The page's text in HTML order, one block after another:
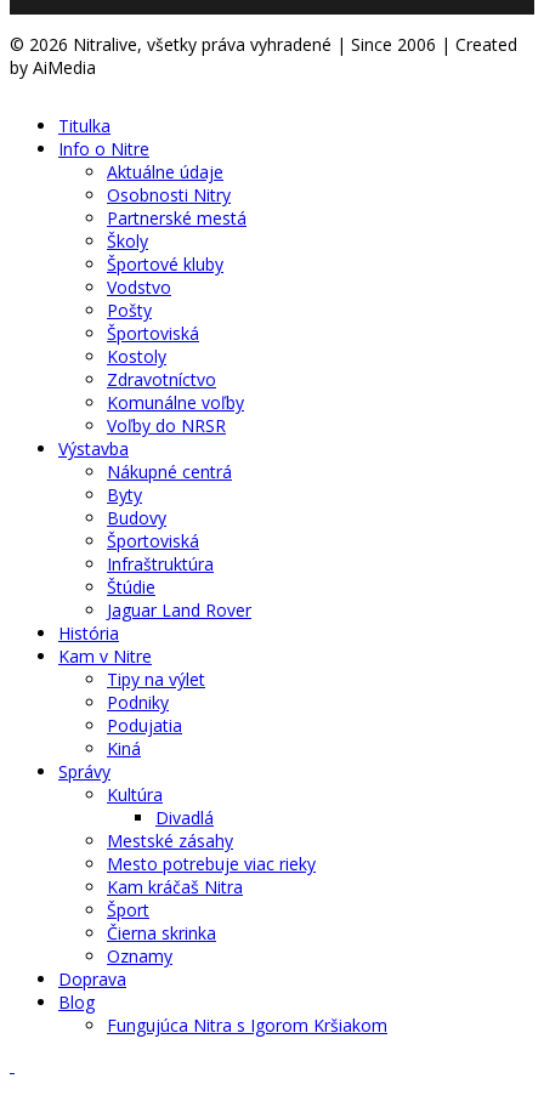
© 2026 Nitralive, všetky práva vyhradené | Since 2006 | Created
by AiMedia
Titulka
Info o Nitre
Aktuálne údaje
Osobnosti Nitry
Partnerské mestá
Školy
Športové kluby
Vodstvo
Pošty
Športoviská
Kostoly
Zdravotníctvo
Komunálne voľby
Voľby do NRSR
Výstavba
Nákupné centrá
Byty
Budovy
Športoviská
Infraštruktúra
Štúdie
Jaguar Land Rover
História
Kam v Nitre
Tipy na výlet
Podniky
Podujatia
Kiná
Správy
Kultúra
Divadlá
Mestské zásahy
Mesto potrebuje viac rieky
Kam kráčaš Nitra
Šport
Čierna skrinka
Oznamy
Doprava
Blog
Fungujúca Nitra s Igorom Kršiakom